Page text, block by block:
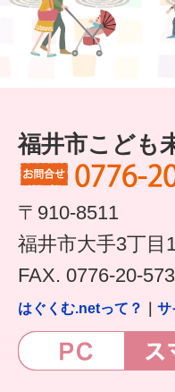
福井市こども
〒910-8511
福井市大手3丁目
FAX. 0776-20-
はぐくむ.netって？ サ